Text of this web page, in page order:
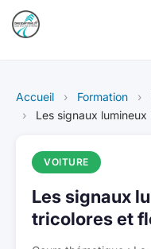
Permis voiture
Permis Bateau
Poids Lourd
Accueil › Formation ›
›
Les signaux
VOITURE
Les signaux
tricolores et